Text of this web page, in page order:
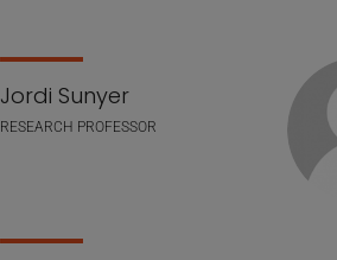
Jordi Sunyer
RESEARCH PROFESSOR